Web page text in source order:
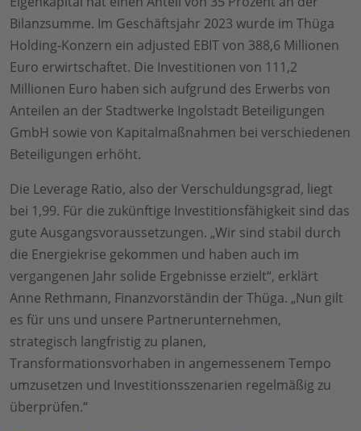
Bilanzsumme. Im Geschäftsjahr 2023 wurde im Thüga
Holding-Konzern ein adjusted EBIT von 388,6 Millionen
Euro erwirtschaftet. Die Investitionen von 111,2
Millionen Euro haben sich aufgrund des Erwerbs von
Anteilen an der Stadtwerke Ingolstadt Beteiligungen
GmbH sowie von Kapitalmaßnahmen bei verschiedenen
Beteiligungen erhöht.
Die Leverage Ratio, also der Verschuldungsgrad, liegt
bei 1,99. Für die zukünftige Investitionsfähigkeit sind das
gute Ausgangsvoraussetzungen. „Wir sind stabil durch
die Energiekrise gekommen und haben auch im
vergangenen Jahr solide Ergebnisse erzielt“, erklärt
Anne Rethmann, Finanzvorständin der Thüga. „Nun gilt
es für uns und unsere Partnerunternehmen,
strategisch langfristig zu planen,
Transformationsvorhaben in angemessenem Tempo
umzusetzen und Investitionsszenarien regelmäßig zu
überprüfen.“